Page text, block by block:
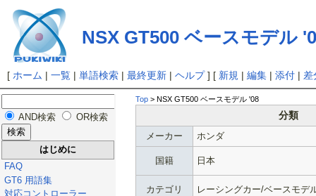
NSX GT500 ベースモデル
[ ホーム | 一覧| 単語検索| 最終更新| ヘルプ] [ 新規 | 編集| 添付| 差
AND検索 OR検索
はじめに
FAQ
GT6 用語集
対応コントローラー
Top > NSX GT500 ベースモデル '08
分類
メーカー ホンダ
国籍 日本
カテゴリ レーシングカー/ベースモデ